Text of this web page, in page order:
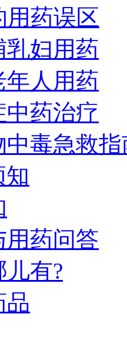
用药误区
乳妇用药
年人用药
中药治疗
中毒急救指
知
用药问答
有?
品